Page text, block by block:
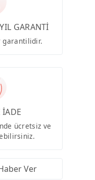
GARANTİ
ücretsiz ve
Ver